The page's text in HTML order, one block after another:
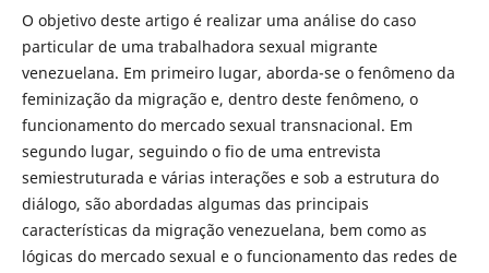
O objetivo deste artigo é realizar uma análise do caso
particular de uma trabalhadora sexual migrante
venezuelana. Em primeiro lugar, aborda-se o fenômeno da
feminização da migração e, dentro deste fenômeno, o
funcionamento do mercado sexual transnacional. Em
segundo lugar, seguindo o fio de uma entrevista
semiestruturada e várias interações e sob a estrutura do
diálogo, são abordadas algumas das principais
características da migração venezuelana, bem como as
lógicas do mercado sexual e o funcionamento das redes de